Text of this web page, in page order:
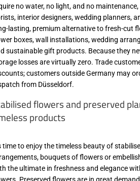
no water, no light, and no
interior designers, wedding planners,
lasting, premium alternative to fresh-cut
boxes, wall installations, wedding
sustainable gift products. Because they
losses are virtually zero. Trade
customers outside Germany may
from Düsseldorf.
flowers and preserved
products
time to enjoy the timeless beauty of
bouquets of flowers or
the ultimate in freshness and elegance
Preserved flowers are in great